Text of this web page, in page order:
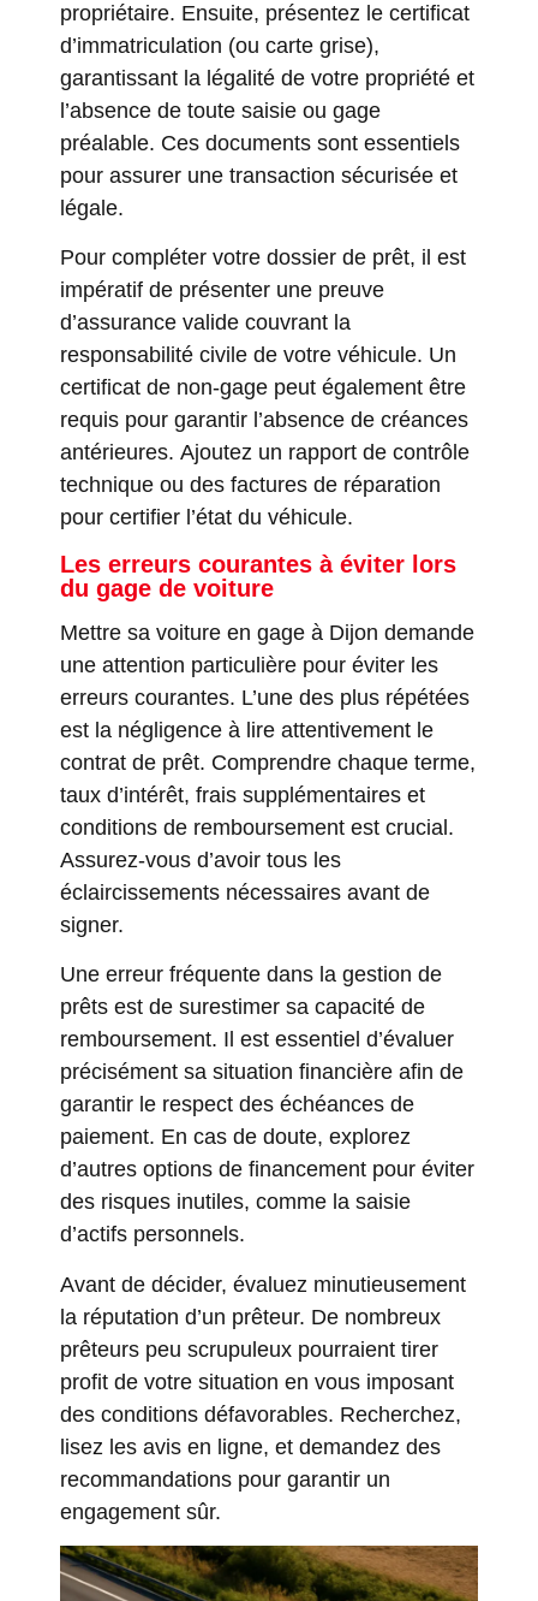
propriétaire. Ensuite, présentez le certificat
d’immatriculation (ou carte grise),
garantissant la légalité de votre propriété et
l’absence de toute saisie ou gage
préalable. Ces documents sont essentiels
pour assurer une transaction sécurisée et
légale.
Pour compléter votre dossier de prêt, il est
impératif de présenter une preuve
d’assurance valide couvrant la
responsabilité civile de votre véhicule. Un
certificat de non-gage peut également être
requis pour garantir l’absence de créances
antérieures. Ajoutez un rapport de contrôle
technique ou des factures de réparation
pour certifier l’état du véhicule.
Les erreurs courantes à éviter lors
du gage de voiture
Mettre sa voiture en gage à Dijon demande
une attention particulière pour éviter les
erreurs courantes. L’une des plus répétées
est la négligence à lire attentivement le
contrat de prêt. Comprendre chaque terme,
taux d’intérêt, frais supplémentaires et
conditions de remboursement est crucial.
Assurez-vous d’avoir tous les
éclaircissements nécessaires avant de
signer.
Une erreur fréquente dans la gestion de
prêts est de surestimer sa capacité de
remboursement. Il est essentiel d’évaluer
précisément sa situation financière afin de
garantir le respect des échéances de
paiement. En cas de doute, explorez
d’autres options de financement pour éviter
des risques inutiles, comme la saisie
d’actifs personnels.
Avant de décider, évaluez minutieusement
la réputation d’un prêteur. De nombreux
prêteurs peu scrupuleux pourraient tirer
profit de votre situation en vous imposant
des conditions défavorables. Recherchez,
lisez les avis en ligne, et demandez des
recommandations pour garantir un
engagement sûr.